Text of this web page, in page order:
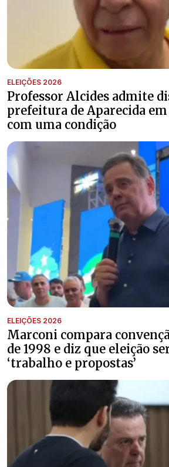
ELEIÇÕES 2026
Professor Alcides admite
prefeitura de Aparecida em
com uma condição
ELEIÇÕES 2026
Marconi compara
de 1998 e diz que eleição
‘trabalho e propostas’